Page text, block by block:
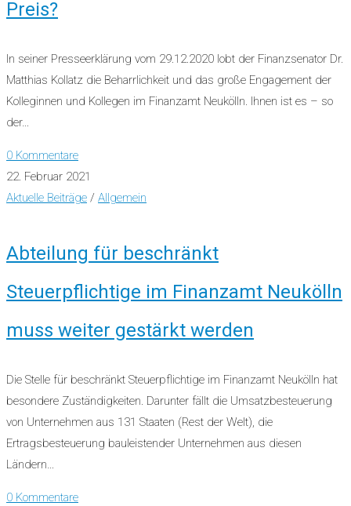
Preis?
In seiner Presseerklärung vom 29.12.2020 lobt der Finanzsenator Dr.
Matthias Kollatz die Beharrlichkeit und das große Engagement der
Kolleginnen und Kollegen im Finanzamt Neukölln. Ihnen ist es – so
der…
0 Kommentare
22. Februar 2021
Aktuelle Beiträge / Allgemein
Abteilung für beschränkt
Steuerpflichtige im Finanzamt Neukölln
muss weiter gestärkt werden
Die Stelle für beschränkt Steuerpflichtige im Finanzamt Neukölln hat
besondere Zuständigkeiten. Darunter fällt die Umsatzbesteuerung
von Unternehmen aus 131 Staaten (Rest der Welt), die
Ertragsbesteuerung bauleistender Unternehmen aus diesen
Ländern…
0 Kommentare